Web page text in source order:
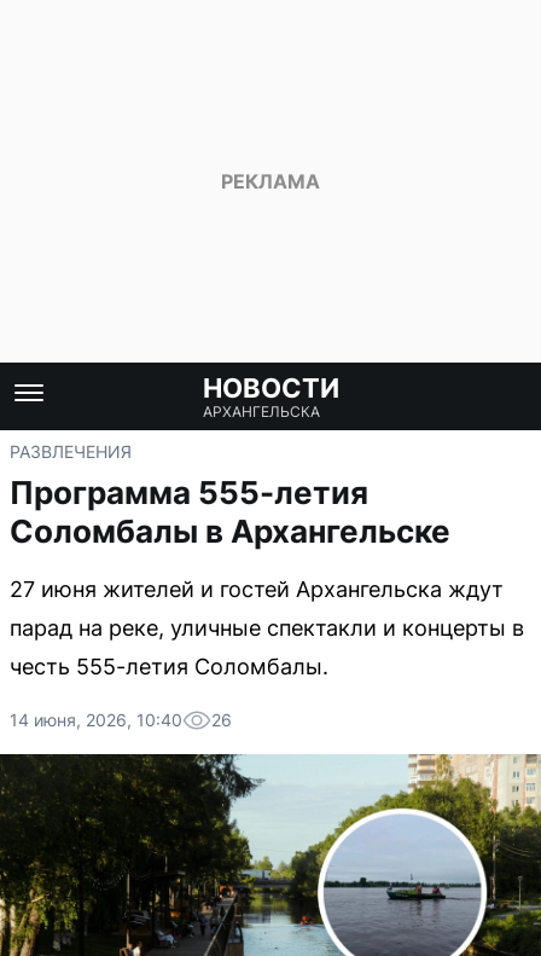
НОВОСТИ
АРХАНГЕЛЬСКА
РАЗВЛЕЧЕНИЯ
Программа 555-летия
Соломбалы в Архангельске
27 июня жителей и гостей Архангельска ждут
парад на реке, уличные спектакли и концерты в
честь 555-летия Соломбалы.
14 июня, 2026, 10:40 26